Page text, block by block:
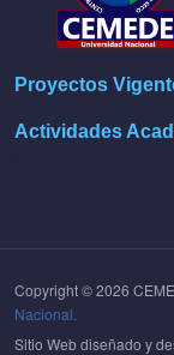
Proyectos
Actividades
Copyright © 2026
Nacional.
Sitio Web diseñado y